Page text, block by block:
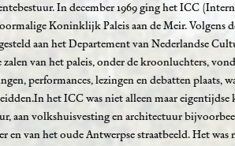
In december 1969 ging het ICC
Koninklijk Paleis aan de Meir. Volgens
aan het Departement van Nederlandse
zalen van het paleis, onder de kroonluchters,
performances, lezingen en debatten plaats,
het ICC was niet alleen maar
aan volkshuisvesting en architectuur
en van het oude Antwerpse straatbeeld. Het